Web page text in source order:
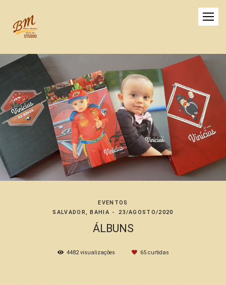
EVENTOS
SALVADOR, BAHIA
23/AGOSTO/2020
ÁLBUNS
4482visualizações 65curtidas